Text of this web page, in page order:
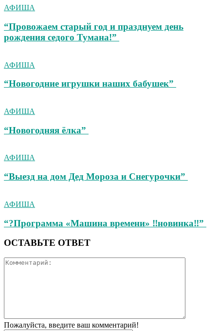
АФИША
“Провожаем старый год и празднуем день
рождения седого Тумана!”
АФИША
“Новогодние игрушки наших бабушек”
АФИША
“Новогодняя ёлка”
АФИША
“Выезд на дом Дед Мороза и Снегурочки”
АФИША
“?Программа «Машина времени» ‼новинка‼”
ОСТАВЬТЕ ОТВЕТ
Пожалуйста, введите ваш комментарий!